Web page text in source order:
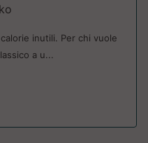
inutili. Per chi vuole
a u...